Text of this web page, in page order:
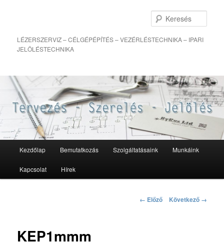
LÉZERSZERVIZ – CÉLGÉPÉPÍTÉS – VEZÉRLÉSTECHNIKA – IPARI
JELÖLÉSTECHNIKA
Tovább
az
Kezdőlap Bemutatkozás Szolgáltatásaink Munkáink
Kapcsolat Hírek
Kép
← Előző Következő →
KEP1mmm